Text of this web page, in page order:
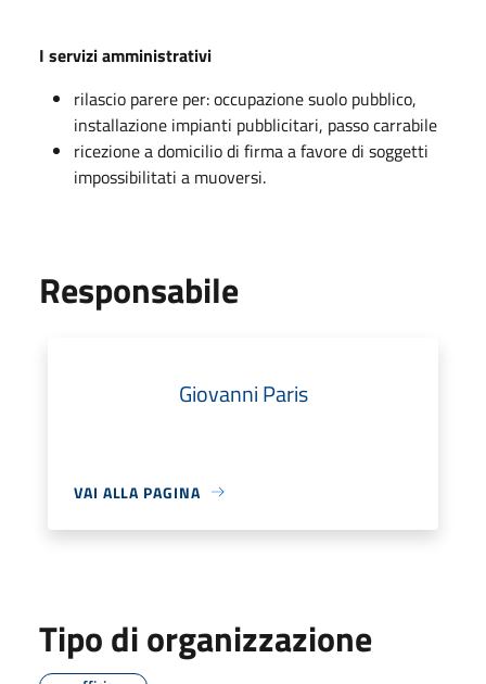
I servizi amministrativi
rilascio parere per: occupazione suolo pubblico,
installazione impianti pubblicitari, passo carrabile
ricezione a domicilio di firma a favore di soggetti
impossibilitati a muoversi.
Responsabile
Giovanni Paris
VAI ALLA PAGINA
Tipo di organizzazione